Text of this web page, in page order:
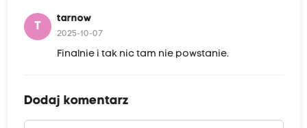
T
tarnow
2025-10-07
Finalnie i tak nic tam nie powstanie.
Dodaj komentarz